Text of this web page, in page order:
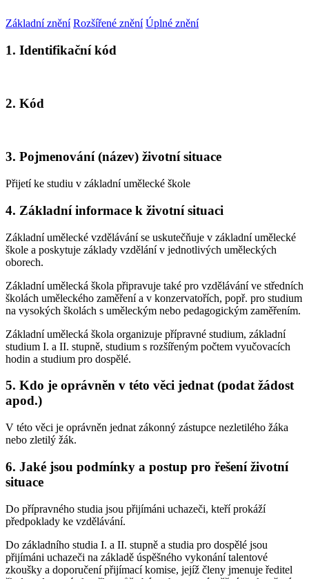
Základní znění Rozšířené znění Úplné znění
1. Identifikační kód
2. Kód
3. Pojmenování (název) životní situace
Přijetí ke studiu v základní umělecké škole
4. Základní informace k životní situaci
Základní umělecké vzdělávání se uskutečňuje v základní umělecké
škole a poskytuje základy vzdělání v jednotlivých uměleckých
oborech.
Základní umělecká škola připravuje také pro vzdělávání ve středních
školách uměleckého zaměření a v konzervatořích, popř. pro studium
na vysokých školách s uměleckým nebo pedagogickým zaměřením.
Základní umělecká škola organizuje přípravné studium, základní
studium I. a II. stupně, studium s rozšířeným počtem vyučovacích
hodin a studium pro dospělé.
5. Kdo je oprávněn v této věci jednat (podat žádost
apod.)
V této věci je oprávněn jednat zákonný zástupce nezletilého žáka
nebo zletilý žák.
6. Jaké jsou podmínky a postup pro řešení životní
situace
Do přípravného studia jsou přijímáni uchazeči, kteří prokáží
předpoklady ke vzdělávání.
Do základního studia I. a II. stupně a studia pro dospělé jsou
přijímáni uchazeči na základě úspěšného vykonání talentové
zkoušky a doporučení přijímací komise, jejíž členy jmenuje ředitel